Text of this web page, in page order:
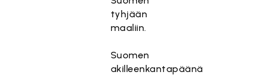
tyhjään
maaliin.
Suomen
akilleenkantapäänä